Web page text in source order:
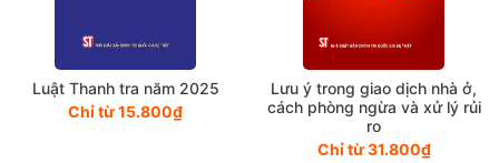
Luật Thanh tra năm 2025
Chỉ từ 15.800₫
Lưu ý trong giao dịch nhà ở,
cách phòng ngừa và xử lý rủi
ro
Chỉ từ 31.800₫